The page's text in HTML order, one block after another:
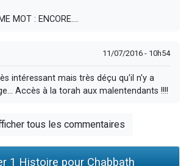
MOT : ENCORE....
11/07/2016 - 10h54
intéressant mais très déçu qu'il n'y a
Accès à la torah aux malentendants !!!!
tous les commentaires
1 Histoire pour Chabbath